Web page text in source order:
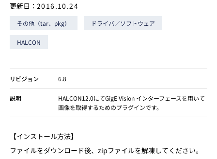
新卒採用 中途採用
更新日： 2016.10.24
その他（tar、pkg） ドライバ／ソフトウェア
HALCON
リビジョン 6.8
説明
HALCON12.0にてGigE Vision インターフェースを用いて
画像を取得するためのプラグインです。
【インストール方法】
ファイルをダウンロード後、zipファイルを解凍してください。